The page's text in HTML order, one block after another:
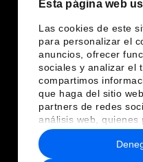
Esta página web
Las cookies de este
para personalizar el
anuncios, ofrecer
sociales y analizar el
compartimos
que haga del sitio
partners de redes
análisis web, quienes
combinarla con otra
haya proporcionado o
recopilado a partir del